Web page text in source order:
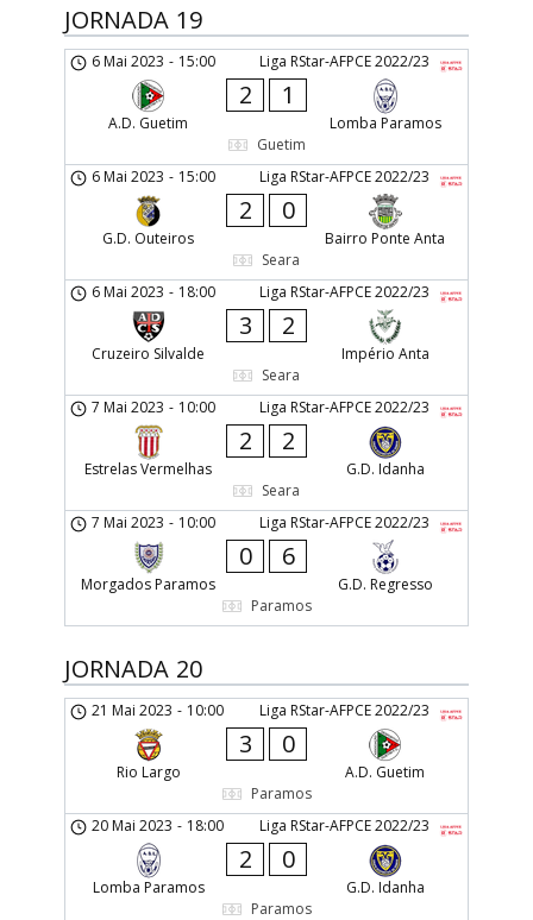
JORNADA 19
Liga RStar-AFPCE 2022/23
6 Mai 2023 - 15:00
A.D. Guetim
2 1
Lomba Paramos
Guetim
Liga RStar-AFPCE 2022/23
6 Mai 2023 - 15:00
G.D. Outeiros
2 0
Bairro Ponte Anta
Seara
Liga RStar-AFPCE 2022/23
6 Mai 2023 - 18:00
Cruzeiro Silvalde
3 2
Império Anta
Seara
Liga RStar-AFPCE 2022/23
7 Mai 2023 - 10:00
Estrelas Vermelhas
2 2
G.D. Idanha
Seara
Liga RStar-AFPCE 2022/23
7 Mai 2023 - 10:00
Morgados Paramos
0 6
G.D. Regresso
Paramos
JORNADA 20
Liga RStar-AFPCE 2022/23
21 Mai 2023 - 10:00
Rio Largo
3 0
A.D. Guetim
Paramos
Liga RStar-AFPCE 2022/23
20 Mai 2023 - 18:00
Lomba Paramos
2 0
G.D. Idanha
Paramos